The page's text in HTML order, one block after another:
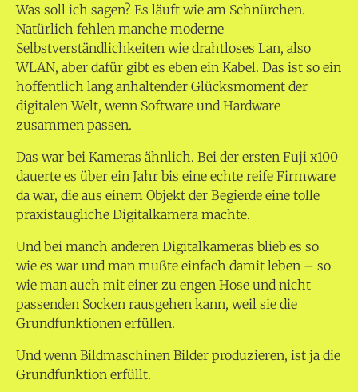
Was soll ich sagen? Es läuft wie am Schnürchen.
Natürlich fehlen manche moderne
Selbstverständlichkeiten wie drahtloses Lan, also
WLAN, aber dafür gibt es eben ein Kabel. Das ist so ein
hoffentlich lang anhaltender Glücksmoment der
digitalen Welt, wenn Software und Hardware
zusammen passen.
Das war bei Kameras ähnlich. Bei der ersten Fuji x100
dauerte es über ein Jahr bis eine echte reife Firmware
da war, die aus einem Objekt der Begierde eine tolle
praxistaugliche Digitalkamera machte.
Und bei manch anderen Digitalkameras blieb es so
wie es war und man mußte einfach damit leben – so
wie man auch mit einer zu engen Hose und nicht
passenden Socken rausgehen kann, weil sie die
Grundfunktionen erfüllen.
Und wenn Bildmaschinen Bilder produzieren, ist ja die
Grundfunktion erfüllt.